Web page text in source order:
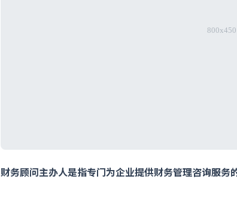
财务顾问主办人是指专门为企业提供财务管理咨询服务